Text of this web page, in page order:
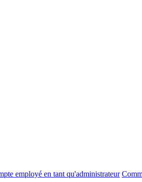
employé en tant qu'administrateur